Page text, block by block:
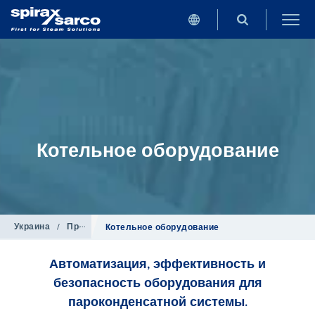
Котельное оборудование
Украина / ПродукцияКотельное оборудование
Автоматизация, эффективность и
безопасность оборудования для
пароконденсатной системы.